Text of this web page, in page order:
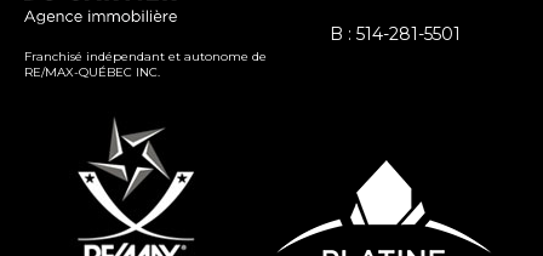
Franchisé indépendant et autonome de
RE/MAX-QUÉBEC INC.
B : 514-281-5501